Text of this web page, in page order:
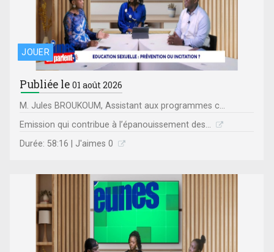
JOUER
Publiée le01 août 2026
M. Jules BROUKOUM, Assistant aux programmes c...
Emission qui contribue à l’épanouissement des...
Durée: 58:16 | J'aimes 0